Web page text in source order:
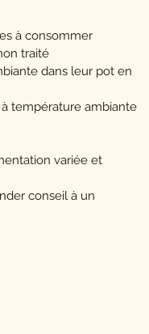
à consommer
traité
dans leur pot en
température ambiante
variée et
conseil à un